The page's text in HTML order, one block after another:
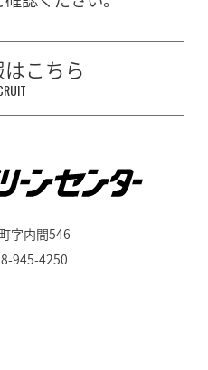
こちら
字内間546
945-4250